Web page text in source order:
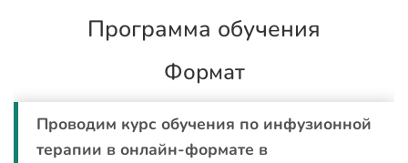
Программа обучения
Формат
Проводим курс обучения по инфузионной
терапии в онлайн-формате в